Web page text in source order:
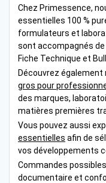
Chez Primessence,
essentielles 100 %
formulateurs et
sont accompagnés de
Fiche Technique et
Découvrez également
gros pour
des marques,
matières premières
Vous pouvez aussi
essentielles afin de
vos développements
Commandes
documentaire et